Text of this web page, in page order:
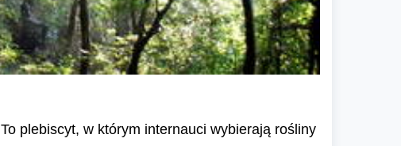
plebiscyt, w którym internauci wybierają rośliny